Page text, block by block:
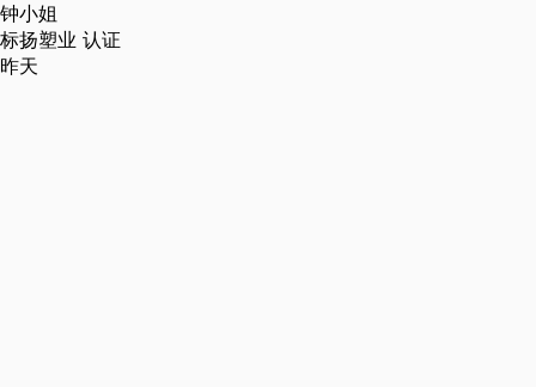
钟小姐
标扬塑业 认证
昨天